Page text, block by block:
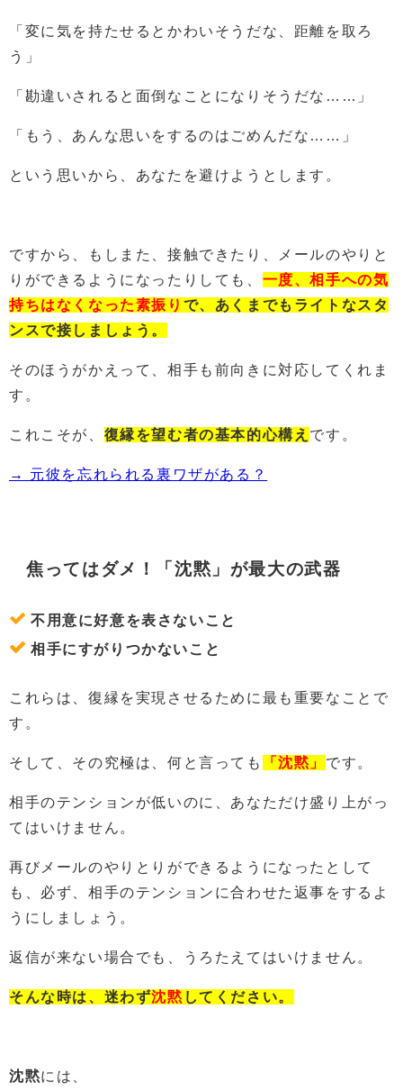
「変に気を持たせるとかわいそうだな、距離を取ろ
う」
「勘違いされると面倒なことになりそうだな……」
「もう、あんな思いをするのはごめんだな……」
という思いから、あなたを避けようとします。
ですから、もしまた、接触できたり、メールのやりと
りができるようになったりしても、 一度、相手への気
持ちはなくなった素振り で、 あくまでもライトなスタ
ンスで接しましょう。
そのほうがかえって、相手も前向きに対応してくれま
す。
これこそが、 復縁を望む者の基本的心構え です。
→ 元彼を忘れられる裏ワザがある？
焦ってはダメ！「沈黙」が最大の武器
不用意に好意を表さないこと
相手にすがりつかないこと
これらは、復縁を実現させるために最も重要なことで
す。
そして、その究極は、何と言っても 「沈黙」 です。
相手のテンションが低いのに、あなただけ盛り上がっ
てはいけません。
再びメールのやりとりができるようになったとして
も、必ず、相手のテンションに合わせた返事をするよ
うにしましょう。
返信が来ない場合でも、うろたえてはいけません。
そんな時は、迷わず沈黙 してください。
沈黙には、